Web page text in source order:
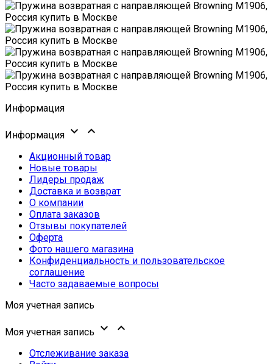
Информация
Информация  
Акционный товар
Новые товары
Лидеры продаж
Доставка и возврат
О компании
Оплата заказов
Отзывы покупателей
Оферта
Фото нашего магазина
Конфиденциальность и пользовательское
соглашение
Часто задаваемые вопросы
Моя учетная запись
Моя учетная запись  
Отслеживание заказа